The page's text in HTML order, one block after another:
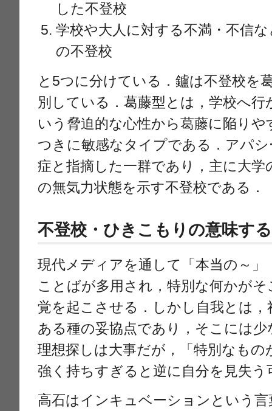
した不登校
学校や大人に対する不満・不信
の不登校
と5つに分けている．鑪は不登校を
別している．葛藤型とは，学校へ
いう脅迫的な心性から葛藤に陥り
つきに敏感なタイプである．アパ
症と指摘した一群であり，主に大学
の無気力状態を示す不登校である．
不登校・ひきこもりの意味す
現代メディアを通して「本当の～」
ことばが多用され，特別な何かが
覚を起こさせる．しかし自我とは
ある種の妥協点であり，そこには
理想探しは大事だが，「特別なも
強く持ちすぎると逆に自分を見失う
高石はインキュベーションという